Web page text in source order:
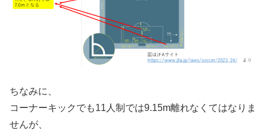
ちなみに、
コーナーキックでも11人制では9.15m離れなくてはなりま
せんが、